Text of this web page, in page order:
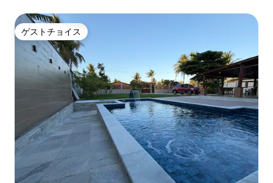
ゲストチョイス
ゲストチョイス